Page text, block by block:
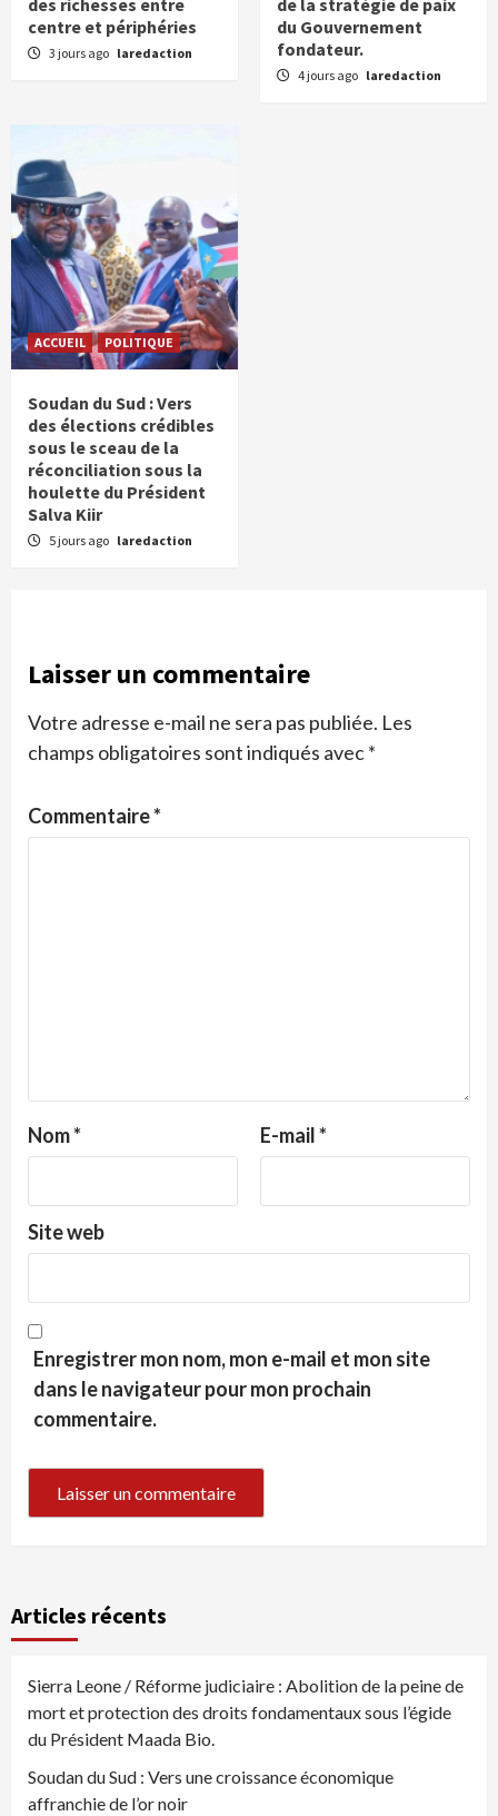
des richesses entre
centre et périphéries
3 jours ago laredaction
de la stratégie de paix
du Gouvernement
fondateur.
4 jours ago laredaction
ACCUEIL POLITIQUE
Soudan du Sud : Vers
des élections crédibles
sous le sceau de la
réconciliation sous la
houlette du Président
Salva Kiir
5 jours ago laredaction
Laisser un commentaire
Votre adresse e-mail ne sera pas publiée. Les
champs obligatoires sont indiqués avec*
Commentaire*
Nom* E-mail*
Site web
Enregistrer mon nom, mon e-mail et mon site
dans le navigateur pour mon prochain
commentaire.
Articles récents
Sierra Leone / Réforme judiciaire : Abolition de la peine de
mort et protection des droits fondamentaux sous l’égide
du Président Maada Bio.
Soudan du Sud : Vers une croissance économique
affranchie de l’or noir